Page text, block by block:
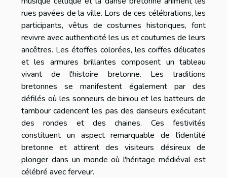
rues pavées de la ville. Lors de ces célébrations, les
participants, vêtus de costumes historiques, font
revivre avec authenticité les us et coutumes de leurs
ancêtres. Les étoffes colorées, les coiffes délicates
et les armures brillantes composent un tableau
vivant de l'histoire bretonne. Les traditions
bretonnes se manifestent également par des
défilés où les sonneurs de biniou et les batteurs de
tambour cadencent les pas des danseurs exécutant
des rondes et des chaines. Ces festivités
constituent un aspect remarquable de l'identité
bretonne et attirent des visiteurs désireux de
plonger dans un monde où l'héritage médiéval est
célébré avec ferveur.